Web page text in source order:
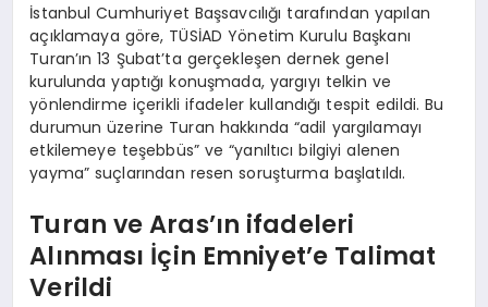
İstanbul Cumhuriyet Başsavcılığı tarafından yapılan
açıklamaya göre, TÜSİAD Yönetim Kurulu Başkanı
Turan’ın 13 Şubat’ta gerçekleşen dernek genel
kurulunda yaptığı konuşmada, yargıyı telkin ve
yönlendirme içerikli ifadeler kullandığı tespit edildi. Bu
durumun üzerine Turan hakkında “adil yargılamayı
etkilemeye teşebbüs” ve “yanıltıcı bilgiyi alenen
yayma” suçlarından resen soruşturma başlatıldı.
Turan ve Aras’ın ifadeleri
Alınması İçin Emniyet’e Talimat
Verildi